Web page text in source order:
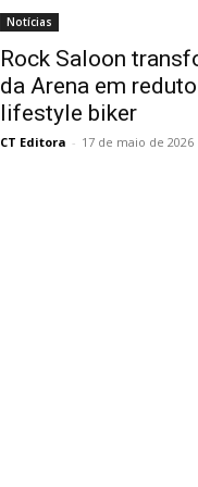
Notícias
Rock Saloon
da Arena em
lifestyle biker
CT Editora - 17 de maio de 2026